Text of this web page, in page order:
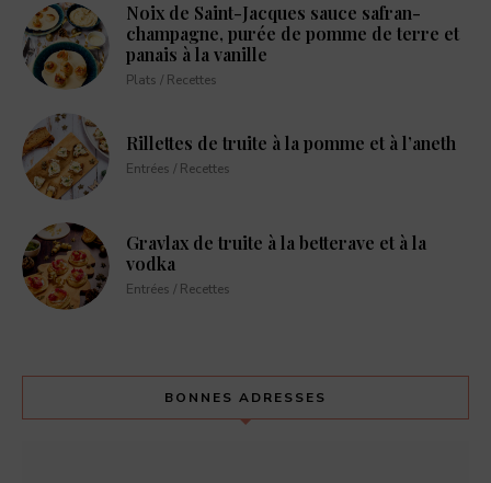
Noix de Saint-Jacques sauce safran-
champagne, purée de pomme de terre et
panais à la vanille
Plats / Recettes
Rillettes de truite à la pomme et à l’aneth
Entrées / Recettes
Gravlax de truite à la betterave et à la
vodka
Entrées / Recettes
BONNES ADRESSES